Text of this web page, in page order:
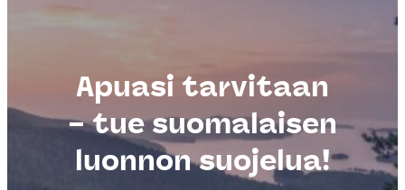
Apuasi tarvitaan
– tue suomalaisen
luonnon suojelua!